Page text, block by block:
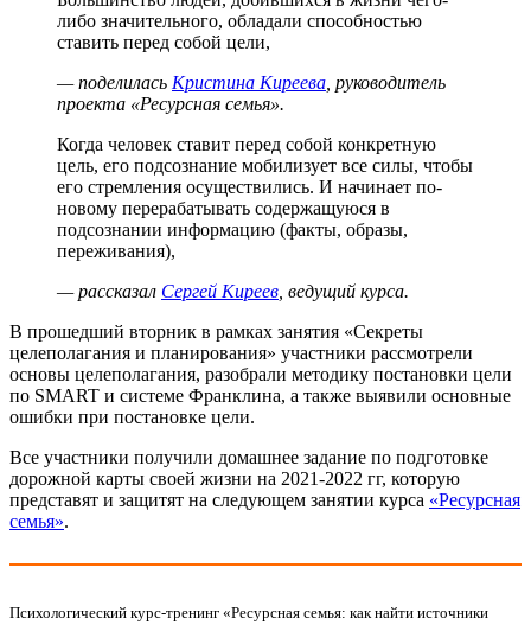
либо значительного, обладали способностью
ставить перед собой цели,
— поделилась Кристина Киреева , руководитель
проекта «Ресурсная семья».
Когда человек ставит перед собой конкретную
цель, его подсознание мобилизует все силы, чтобы
его стремления осуществились. И начинает по-
новому перерабатывать содержащуюся в
подсознании информацию (факты, образы,
переживания),
— рассказал Сергей Киреев , ведущий курса.
В прошедший вторник в рамках занятия «Секреты
целеполагания и планирования» участники рассмотрели
основы целеполагания, разобрали методику постановки цели
по SMART и системе Франклина, а также выявили основные
ошибки при постановке цели.
Все участники получили домашнее задание по подготовке
дорожной карты своей жизни на 2021-2022 гг, которую
представят и защитят на следующем занятии курса «Ресурсная
семья».
Психологический курс-тренинг «Ресурсная семья: как найти источники